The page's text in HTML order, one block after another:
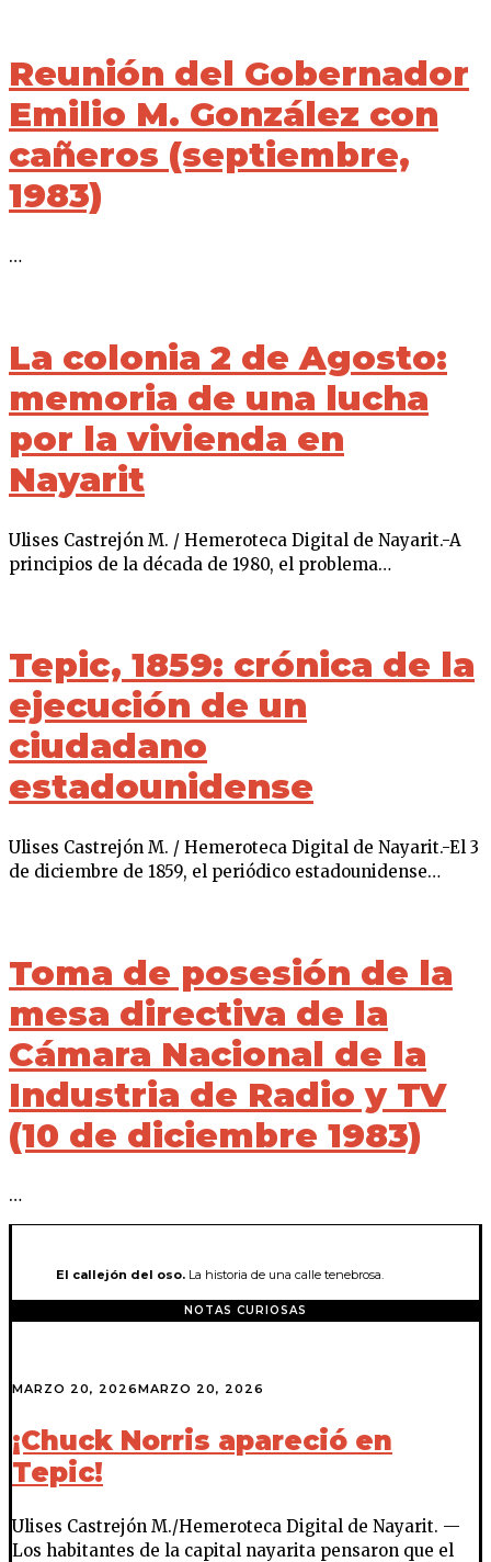
Reunión del Gobernador
Emilio M. González con
cañeros (septiembre,
1983)
…
La colonia 2 de Agosto:
memoria de una lucha
por la vivienda en
Nayarit
Ulises Castrejón M. / Hemeroteca Digital de Nayarit.-A
principios de la década de 1980, el problema…
Tepic, 1859: crónica de la
ejecución de un
ciudadano
estadounidense
Ulises Castrejón M. / Hemeroteca Digital de Nayarit.-El 3
de diciembre de 1859, el periódico estadounidense…
Toma de posesión de la
mesa directiva de la
Cámara Nacional de la
Industria de Radio y TV
(10 de diciembre 1983)
…
El callejón del oso. La historia de una calle tenebrosa.
NOTAS CURIOSAS
MARZO 20, 2026MARZO 20, 2026
¡Chuck Norris apareció en
Tepic!
Ulises Castrejón M./Hemeroteca Digital de Nayarit. —
Los habitantes de la capital nayarita pensaron que el